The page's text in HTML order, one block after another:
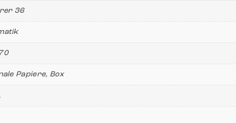
36
Papiere, Box